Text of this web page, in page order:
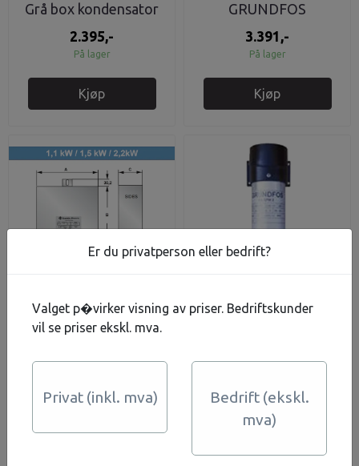
Grå box kondensator
franklin
2.395,-
På lager
Kjøp
GRUNDFOS
Kondensatorboks
3.391,-
På lager
Kjøp
Control box 1,1kW Grå
box kondensator
franklin
3.890,-
SA-SPM2 0,55 kW
Kondensatorboks
3.916,-
Kjøp
Er du privatperson eller bedrift?
Valget p�virker visning av priser. Bedriftskunder
vil se priser ekskl. mva.
Privat (inkl. mva)
Bedrift (ekskl.
mva)